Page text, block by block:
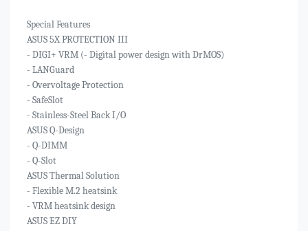
Special Features
ASUS 5X PROTECTION III
- DIGI+ VRM (- Digital power design with DrMOS)
- LANGuard
- Overvoltage Protection
- SafeSlot
- Stainless-Steel Back I/O
ASUS Q-Design
- Q-DIMM
- Q-Slot
ASUS Thermal Solution
- Flexible M.2 heatsink
- VRM heatsink design
ASUS EZ DIY